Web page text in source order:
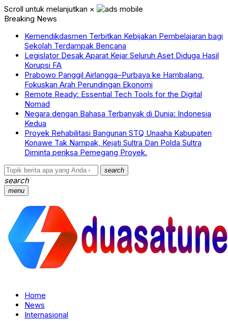
Scroll untuk melanjutkan ×
Breaking News
Kemendikdasmen Terbitkan Kebijakan Pembelajaran bagi
Sekolah Terdampak Bencana
Legislator Desak Aparat Kejar Seluruh Aset Diduga Hasil
Korupsi FA
Prabowo Panggil Airlangga–Purbaya ke Hambalang,
Fokuskan Arah Perundingan Ekonomi
Remote Ready: Essential Tech Tools for the Digital
Nomad
Negara dengan Bahasa Terbanyak di Dunia: Indonesia
Kedua
Proyek Rehabilitasi Bangunan STQ Unaaha Kabupaten
Konawe Tak Nampak, Kejati Sultra Dan Polda Sultra
Diminta periksa Pemegang Proyek.
search
search
menu
Home
News
Internasional